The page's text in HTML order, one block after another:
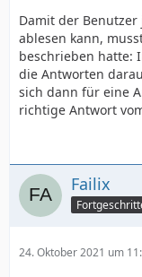
Damit der
ablesen kann,
beschrieben hatte:
die Antworten
sich dann für eine
richtige Antwort
Failix
24. Oktober 2021 um